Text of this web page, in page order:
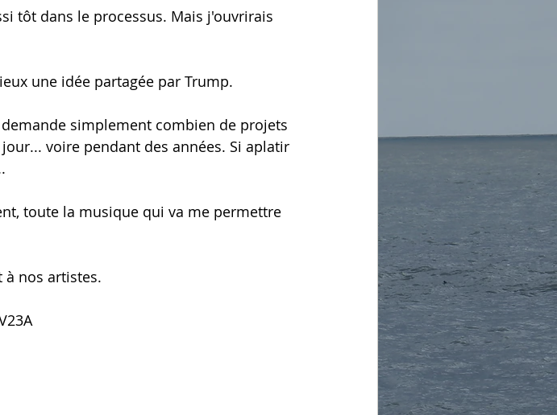
tôt dans le processus. Mais j'ouvrirais
une idée partagée par Trump.
simplement combien de projets
voire pendant des années. Si aplatir
toute la musique qui va me permettre
à nos artistes.